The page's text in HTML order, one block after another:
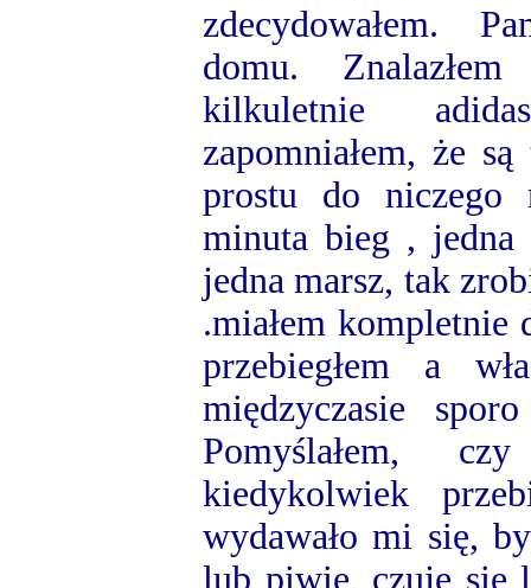
zdecydowałem.
domu.
kilkuletnie
zapomniałem, że
prostu do niczego
minuta bieg , jedna
jedna marsz, tak
.miałem kompletnie
przebiegłem a
międzyczasie
Pomyślałem,
kiedykolwiek
wydawało mi się,
lub piwie, czuję sie